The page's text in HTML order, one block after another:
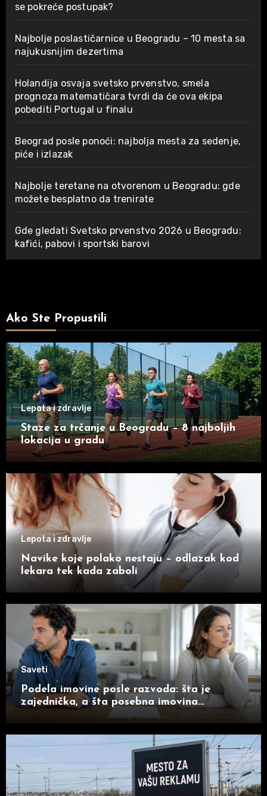
se pokreće postupak?
Najbolje poslastičarnice u Beogradu – 10 mesta sa
najukusnijim dezertima
Holandija osvaja svetsko prvenstvo, smela
prognoza matematičara tvrdi da će ova ekipa
pobediti Portugal u finalu
Beograd posle ponoći: najbolja mesta za sedenje,
piće i izlazak
Najbolje teretane na otvorenom u Beogradu: gde
možete besplatno da trenirate
Gde gledati Svetsko prvenstvo 2026 u Beogradu:
kafići, pabovi i sportski barovi
Ako Ste Propustili
Lepota i zdravlje
Staze za trčanje u Beogradu – 8 najboljih
lokacija u gradu
Lepota i zdravlje
Navike koje polako nestaju – odlazak kod
lekara tek kada zaboli
Saveti
Podela imovine posle razvoda: šta je
zajednička, a šta posebna imovina